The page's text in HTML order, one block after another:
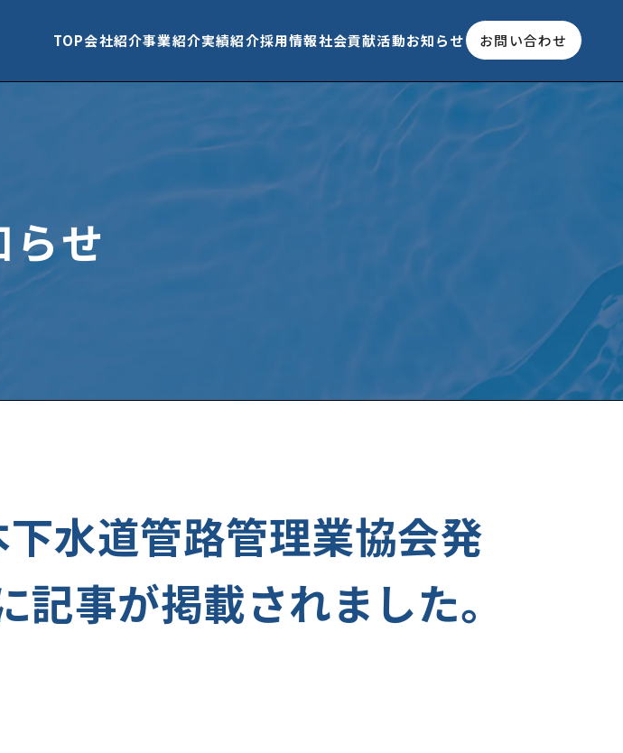
TOP会社紹介事業紹介実績紹介採用情報社会貢献活動お知らせ お問い合わせ
らせ
水道管路管理業協会発
事が掲載されました。